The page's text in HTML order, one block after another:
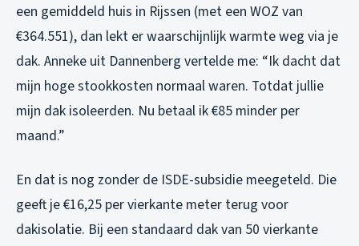
een gemiddeld huis in Rijssen (met een WOZ van
€364.551), dan lekt er waarschijnlijk warmte weg via je
dak. Anneke uit Dannenberg vertelde me: “Ik dacht dat
mijn hoge stookkosten normaal waren. Totdat jullie
mijn dak isoleerden. Nu betaal ik €85 minder per
maand.”
En dat is nog zonder de ISDE-subsidie meegeteld. Die
geeft je €16,25 per vierkante meter terug voor
dakisolatie. Bij een standaard dak van 50 vierkante